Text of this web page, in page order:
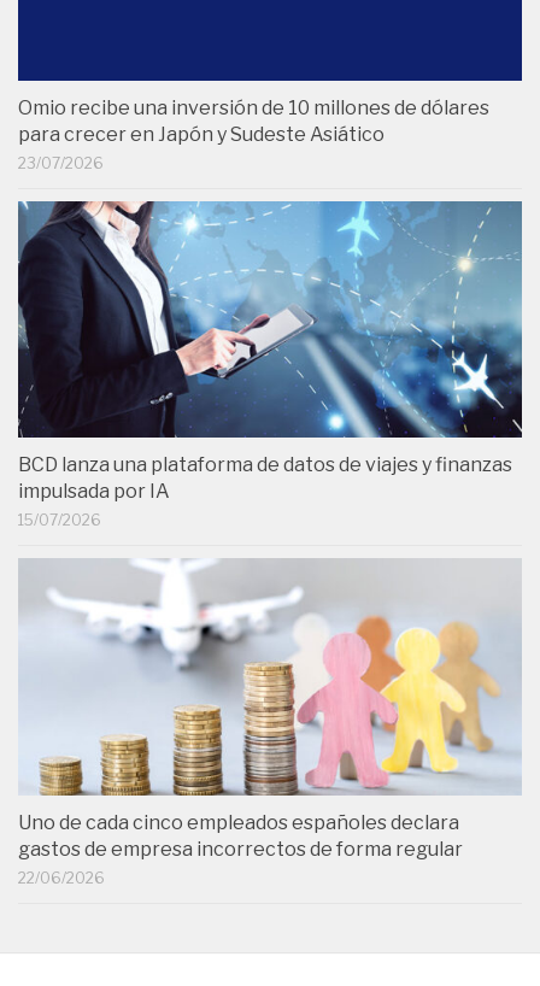
Omio recibe una inversión de 10 millones de dólares
para crecer en Japón y Sudeste Asiático
23/07/2026
BCD lanza una plataforma de datos de viajes y finanzas
impulsada por IA
15/07/2026
Uno de cada cinco empleados españoles declara
gastos de empresa incorrectos de forma regular
22/06/2026